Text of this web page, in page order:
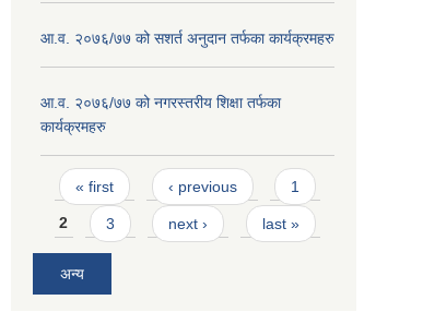
आ.व. २०७६/७७ को सशर्त अनुदान तर्फका कार्यक्रमहरु
आ.व. २०७६/७७ को नगरस्तरीय शिक्षा तर्फका
कार्यक्रमहरु
Pages
« first ‹ previous 1
2 3 next › last »
अन्य